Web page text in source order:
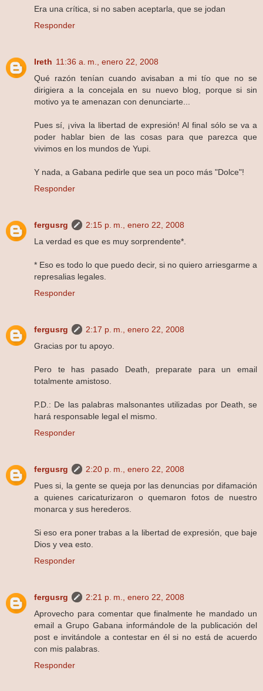
Era una crítica, si no saben aceptarla, que se jodan
Responder
Ireth 11:36 a. m., enero 22, 2008
Qué razón tenían cuando avisaban a mi tío que no se
dirigiera a la concejala en su nuevo blog, porque si sin
motivo ya te amenazan con denunciarte...
Pues sí, ¡viva la libertad de expresión! Al final sólo se va a
poder hablar bien de las cosas para que parezca que
vivimos en los mundos de Yupi.
Y nada, a Gabana pedirle que sea un poco más "Dolce"!
Responder
fergusrg
2:15 p. m., enero 22, 2008
La verdad es que es muy sorprendente*.
* Eso es todo lo que puedo decir, si no quiero arriesgarme a
represalias legales.
Responder
fergusrg
2:17 p. m., enero 22, 2008
Gracias por tu apoyo.
Pero te has pasado Death, preparate para un email
totalmente amistoso.
P.D.: De las palabras malsonantes utilizadas por Death, se
hará responsable legal el mismo.
Responder
fergusrg
2:20 p. m., enero 22, 2008
Pues si, la gente se queja por las denuncias por difamación
a quienes caricaturizaron o quemaron fotos de nuestro
monarca y sus herederos.
Si eso era poner trabas a la libertad de expresión, que baje
Dios y vea esto.
Responder
fergusrg
2:21 p. m., enero 22, 2008
Aprovecho para comentar que finalmente he mandado un
email a Grupo Gabana informándole de la publicación del
post e invitándole a contestar en él si no está de acuerdo
con mis palabras.
Responder